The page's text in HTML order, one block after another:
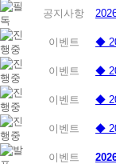
공지사항
이벤트 ◆
이벤트 ◆
이벤트 ◆
이벤트 ◆
이벤트